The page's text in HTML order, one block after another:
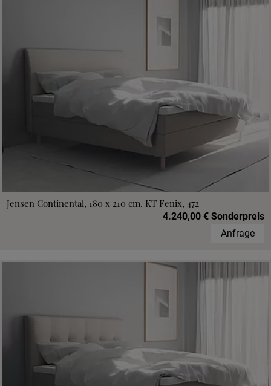
Jensen Continental, 180 x 210 cm, KT Fenix, 472
4.240,00 € Sonderpreis
Anfrage